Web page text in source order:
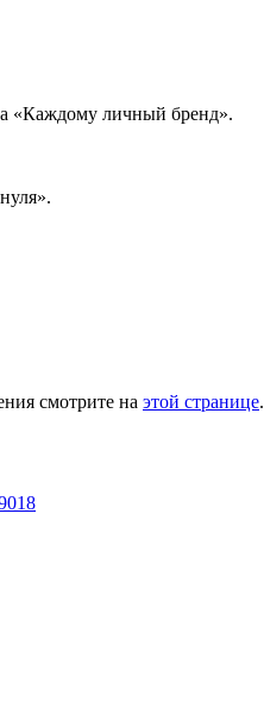
«Каждому личный бренд».
смотрите на этой странице.